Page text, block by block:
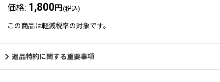
価格: 1,800 円 (税込)
この商品は軽減税率の対象です。
返品特約に関する重要事項